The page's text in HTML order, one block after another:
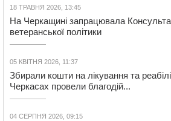
18 ТРАВНЯ 2026, 13:45
На Черкащині запрацювала
ветеранської політики
05 КВІТНЯ 2026, 11:37
Збирали кошти на лікування та
Черкасах провели благодій...
04 СЕРПНЯ 2026, 09:15